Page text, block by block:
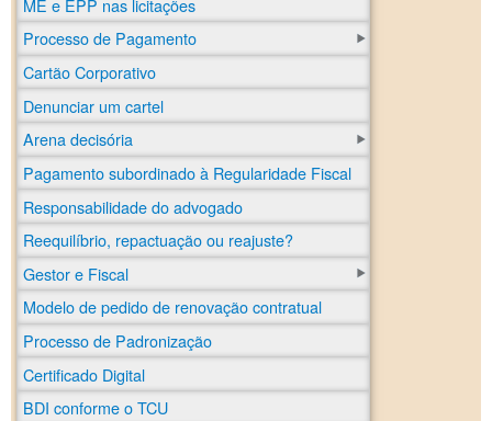
ME e EPP nas licitações
Processo de Pagamento
Cartão Corporativo
Denunciar um cartel
Arena decisória
Pagamento subordinado à Regularidade Fiscal
Responsabilidade do advogado
Reequilíbrio, repactuação ou reajuste?
Gestor e Fiscal
Modelo de pedido de renovação contratual
Processo de Padronização
Certificado Digital
BDI conforme o TCU